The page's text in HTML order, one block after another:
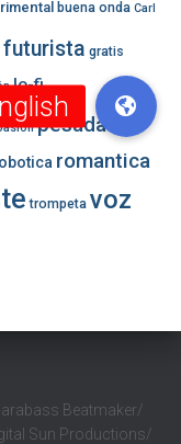
buena onda Carl
futurista gratis
lo-fi
pesada
romantica
trompeta voz
Beatmaker/
Sun Productions/